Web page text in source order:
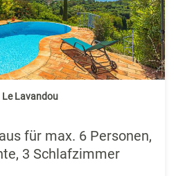
Le Lavandou
für max. 6 Personen,
3 Schlafzimmer